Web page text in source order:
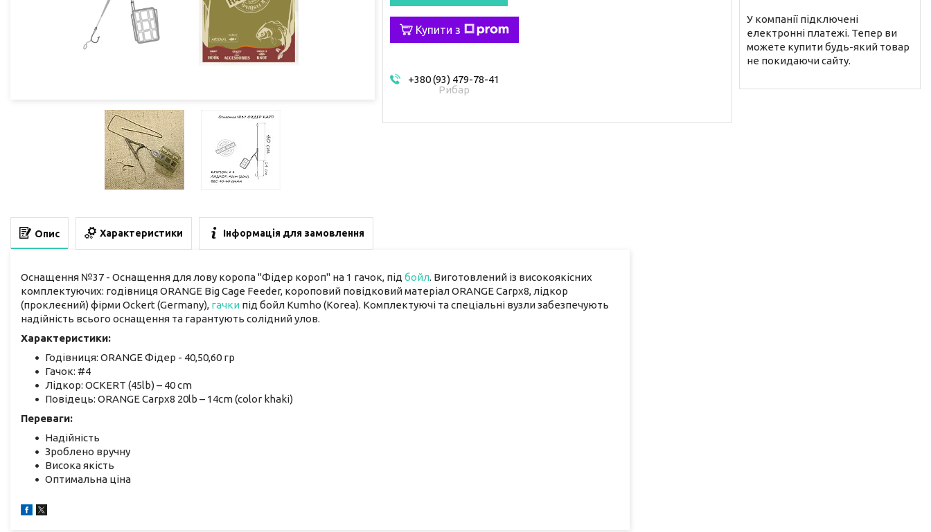
Купити з
+380 (93) 479-78-41
Рибар
У компанії підключені
електронні платежі. Тепер ви
можете купити будь-який товар
не покидаючи сайту.
Опис Характеристики Інформація для замовлення
Оснащення №37 - Оснащення для лову коропа "Фідер короп" на 1 гачок, під бойл. Виготовлений із високоякісних
комплектуючих: годівниця ORANGE Big Cage Feeder, короповий повідковий матеріал ORANGE Carpx8, лідкор
(проклеєний) фірми Ockert (Germany), гачки під бойл Kumho (Korea). Комплектуючі та спеціальні вузли забезпечують
надійність всього оснащення та гарантують солідний улов.
Характеристики:
Годівниця: ORANGE Фідер - 40,50,60 гр
Гачок: #4
Лідкор: OCKERT (45lb) – 40 cm
Повідець: ORANGE Carpx8 20lb – 14cm (color khaki)
Переваги:
Надійність
Зроблено вручну
Висока якість
Оптимальна ціна